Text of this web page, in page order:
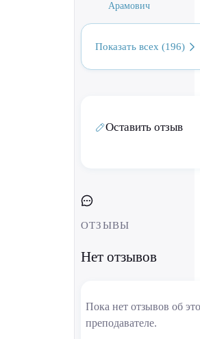
Арамович
Показать всех (196)
Оставить отзыв
ОТЗЫВЫ
Нет отзывов
Пока нет отзывов об
преподавателе.